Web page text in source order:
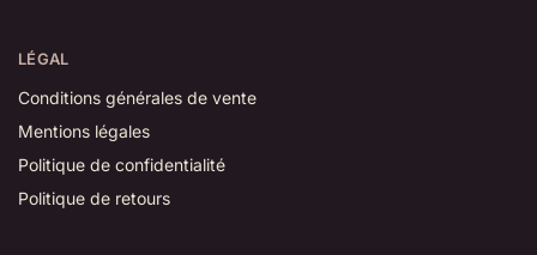
LÉGAL
Conditions générales de vente
Mentions légales
Politique de confidentialité
Politique de retours